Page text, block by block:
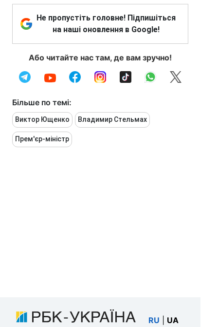
Не пропустіть головне! Підпишіться
на наші оновлення в Google!
Або читайте нас там, де вам зручно!
Більше по темі:
Виктор Ющенко Владимир Стельмах
Прем'єр-міністр
RU UA